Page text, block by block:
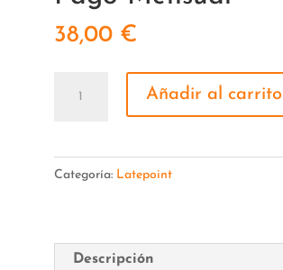
38,00 €
Mensual
cantidad
Añadir al carrito
Categoría: Latepoint
Descripción